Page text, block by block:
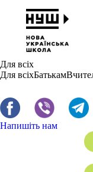
Для всіх
Для всіхБатькам
Напишіть нам